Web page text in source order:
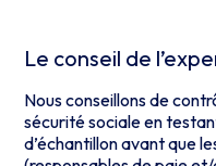
Le conseil de
Nous conseillons de
sécurité sociale en
d’échantillon avant que